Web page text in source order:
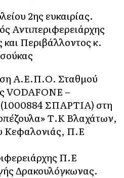
2ης ευκαιρίας.
Αντιπεριφερειάρχης
Περιβάλλοντος κ.
Α.Ε.Π.Ο. Σταθμού
VODAFONE –
ΣΠΑΡΤΙΑ) στη
Τ.Κ Βλαχάτων,
Κεφαλονιάς, Π.Ε
Π.Ε
Δρακουλόγκωνας.